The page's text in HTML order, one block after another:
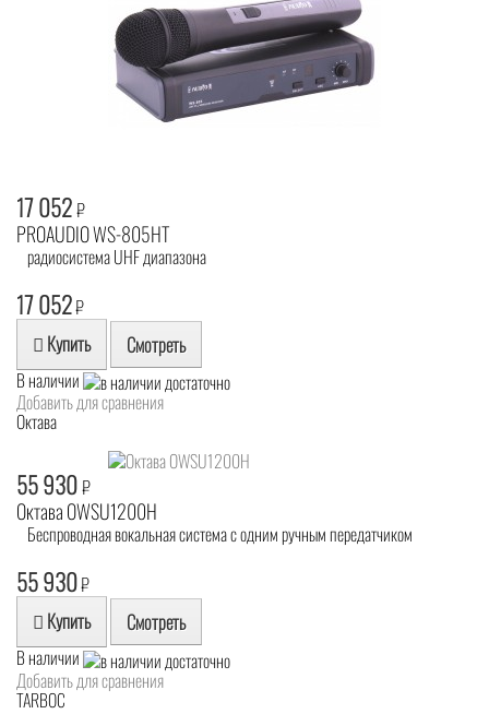
17 052₽
PROAUDIO WS-805HT
радиосистема UHF диапазона
17 052₽
Купить Смотреть
В наличии
Добавить для сравнения
Октава
55 930₽
Октава OWSU1200H
Беспроводная вокальная система с одним ручным передатчиком
55 930₽
Купить Смотреть
В наличии
Добавить для сравнения
TARBOC